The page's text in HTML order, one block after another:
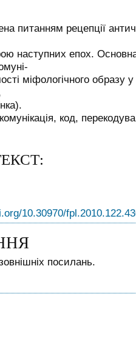
питанням рецепції
наступних епох.
міфологічного образу
код,
10.30970/
посилань.